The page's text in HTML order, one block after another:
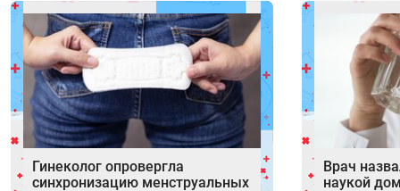
Гинеколог опровергла
синхронизацию менструальных
Врач
наукой